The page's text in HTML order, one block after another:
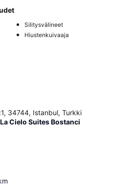
Silitysvälineet
Hiustenkuivaaja
34744, Istanbul, Turkki
Cielo Suites Bostanci